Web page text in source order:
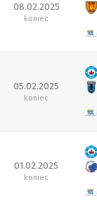
08.02.2025
koniec
05.02.2025
koniec
01.02.2025
koniec